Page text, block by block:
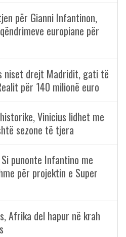
për Gianni Infantinon,
europiane për
niset drejt Madridit, gati të
për 140 milionë euro
Vinicius lidhet me
sezone të tjera
Si punonte Infantino me
për projektin e Super
Afrika del hapur në krah